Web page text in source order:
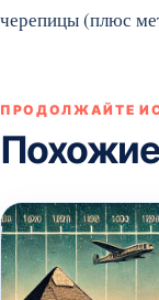
черепицы (плюс
ПРОДОЛЖАЙТЕ